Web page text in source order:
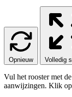
Opnieuw Volledig
Vul het rooster met
aanwijzingen. Klik